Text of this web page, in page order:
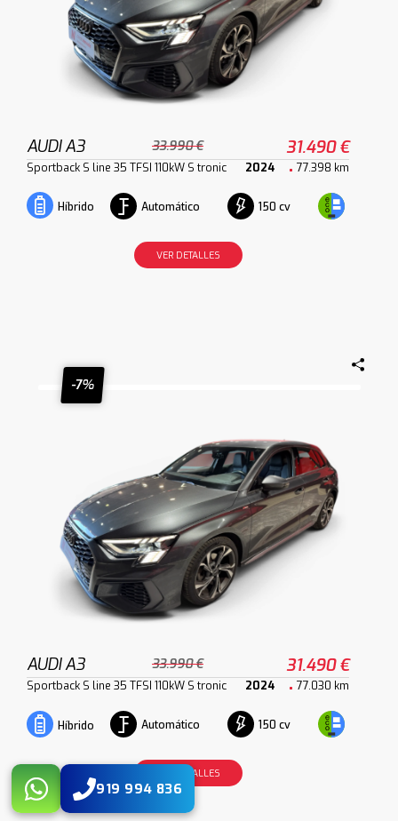
AUDI A3 33.990 € 31.490 €
Sportback S line 35 TFSI 110kW S tronic 2024 77.398 km
Híbrido Automático 150 cv
VER DETALLES
-7%
AUDI A3 33.990 € 31.490 €
Sportback S line 35 TFSI 110kW S tronic 2024 77.030 km
Híbrido Automático 150 cv
VER DETALLES
919 994 836